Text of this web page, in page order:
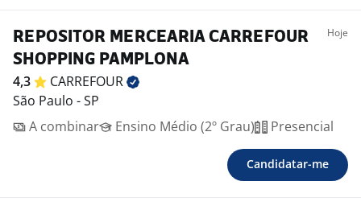
REPOSITOR MERCEARIA CARREFOUR
SHOPPING PAMPLONA
Hoje
4,3
CARREFOUR
São Paulo - SP
A combinar
Ensino Médio (2º Grau) Presencial
Candidatar-me